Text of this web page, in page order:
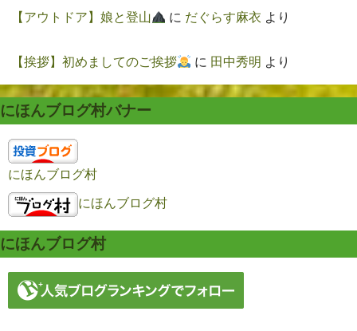
【アウトドア】娘と登山 に だぐらす麻衣 より
【挨拶】初めましてのご挨拶 に 田中秀明 より
にほんブログ村バナー
にほんブログ村
にほんブログ村
にほんブログ村